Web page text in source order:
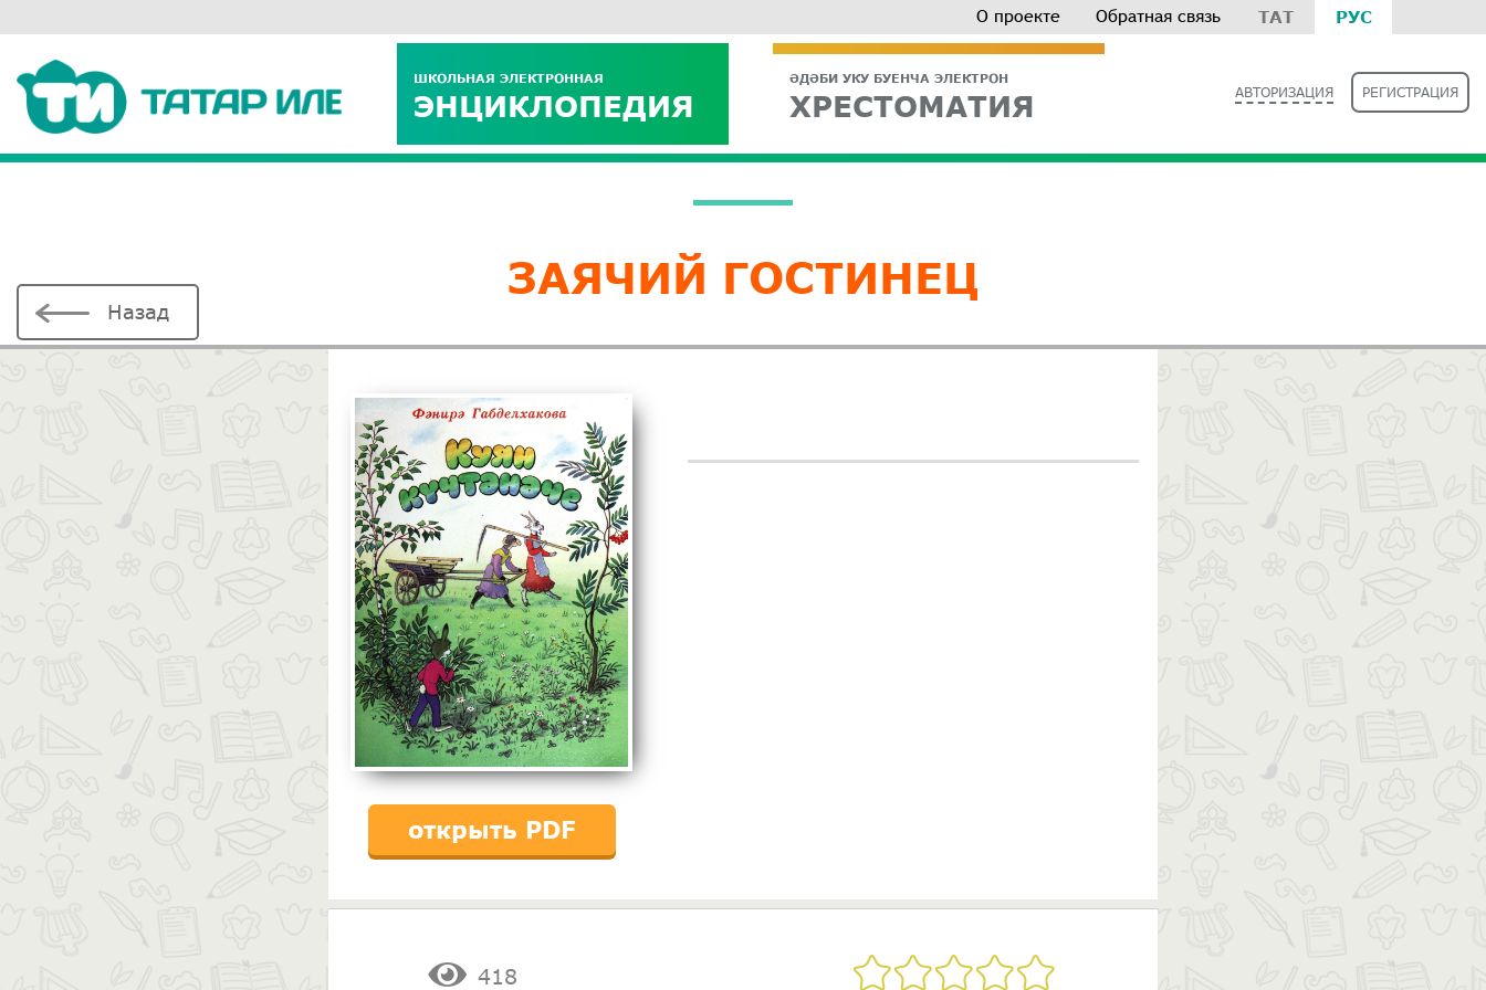
ТАТ РУС
О проекте Обратная связь
ШКОЛЬНАЯ ЭЛЕКТРОННАЯ
ЭНЦИКЛОПЕДИЯ
ӘДӘБИ УКУ БУЕНЧА ЭЛЕКТРОН
ХРЕСТОМАТИЯ АВТОРИЗАЦИЯ РЕГИСТРАЦИЯ
Назад
ЗАЯЧИЙ ГОСТИНЕЦ
открыть PDF
418